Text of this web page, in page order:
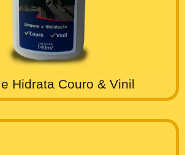
Hidrata Couro & Vinil